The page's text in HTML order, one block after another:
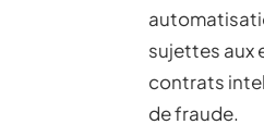
sujettes aux
contrats
de fraude.